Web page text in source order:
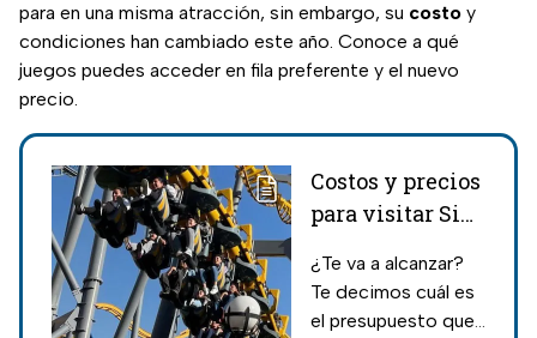
para en una misma atracción, sin embargo, su costo y
condiciones han cambiado este año. Conoce a qué
juegos puedes acceder en fila preferente y el nuevo
precio.
Costos y precios
para visitar Six
2024
¿Te va a alcanzar?
Te decimos cuál es
el presupuesto que